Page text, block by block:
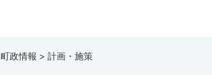
町政情報 > 計画・施策